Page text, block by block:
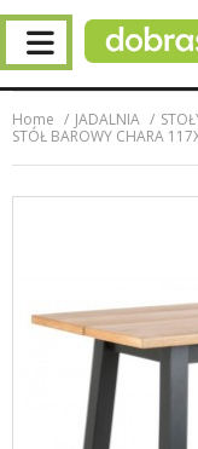
Home JADALNIA
STÓŁ BAROWY CHARA